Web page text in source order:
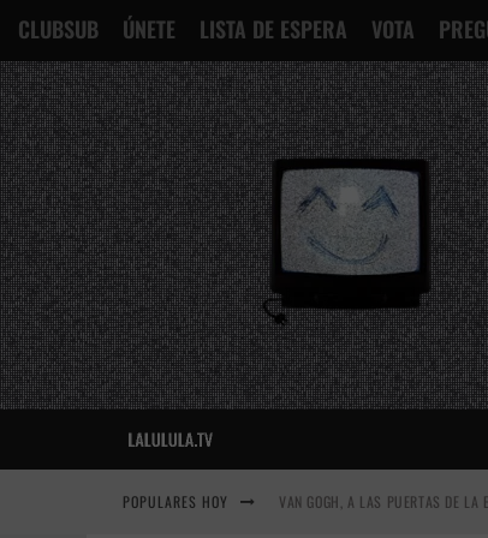
CLUBSUB ÚNETE LISTA DE ESPERA VOTA
POPULARES HOY VAN GOGH, A LAS PUERTAS DE LA